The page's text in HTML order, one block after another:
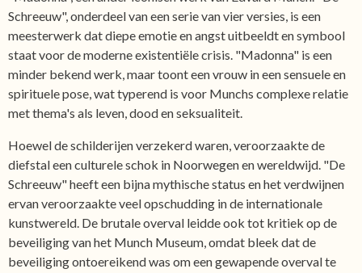
Schreeuw", onderdeel van een serie van vier versies, is een
meesterwerk dat diepe emotie en angst uitbeeldt en symbool
staat voor de moderne existentiële crisis. "Madonna" is een
minder bekend werk, maar toont een vrouw in een sensuele en
spirituele pose, wat typerend is voor Munchs complexe relatie
met thema's als leven, dood en seksualiteit.
Hoewel de schilderijen verzekerd waren, veroorzaakte de
diefstal een culturele schok in Noorwegen en wereldwijd. "De
Schreeuw" heeft een bijna mythische status en het verdwijnen
ervan veroorzaakte veel opschudding in de internationale
kunstwereld. De brutale overval leidde ook tot kritiek op de
beveiliging van het Munch Museum, omdat bleek dat de
beveiliging ontoereikend was om een gewapende overval te